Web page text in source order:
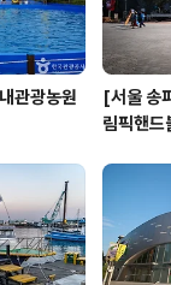
관광농원
[서울 송
림픽핸드